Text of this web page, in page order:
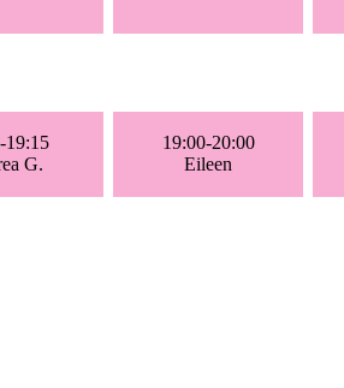
19:15
G.
19:00-20:00
Eileen